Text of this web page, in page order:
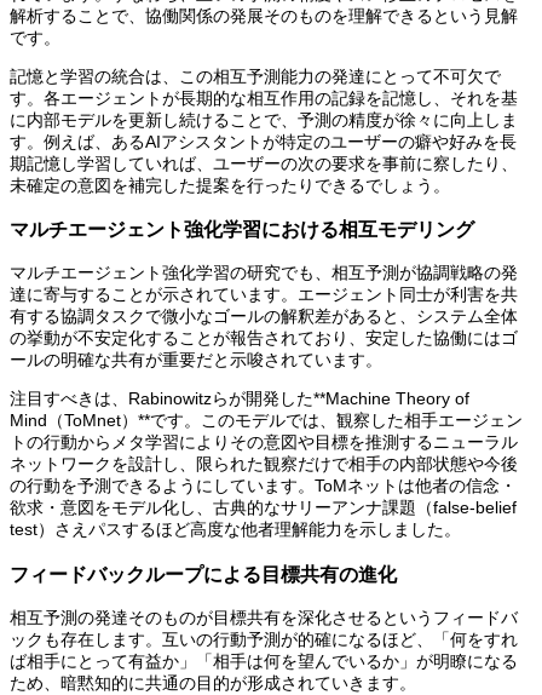
解析することで、協働関係の発展そのものを理解できるという見解
です。
記憶と学習の統合は、この相互予測能力の発達にとって不可欠で
す。各エージェントが長期的な相互作用の記録を記憶し、それを基
に内部モデルを更新し続けることで、予測の精度が徐々に向上しま
す。例えば、あるAIアシスタントが特定のユーザーの癖や好みを長
期記憶し学習していれば、ユーザーの次の要求を事前に察したり、
未確定の意図を補完した提案を行ったりできるでしょう。
マルチエージェント強化学習における相互モデリング
マルチエージェント強化学習の研究でも、相互予測が協調戦略の発
達に寄与することが示されています。エージェント同士が利害を共
有する協調タスクで微小なゴールの解釈差があると、システム全体
の挙動が不安定化することが報告されており、安定した協働にはゴ
ールの明確な共有が重要だと示唆されています。
注目すべきは、Rabinowitzらが開発した**Machine Theory of
Mind（ToMnet）**です。このモデルでは、観察した相手エージェン
トの行動からメタ学習によりその意図や目標を推測するニューラル
ネットワークを設計し、限られた観察だけで相手の内部状態や今後
の行動を予測できるようにしています。ToMネットは他者の信念・
欲求・意図をモデル化し、古典的なサリーアンナ課題（false-belief
test）さえパスするほど高度な他者理解能力を示しました。
フィードバックループによる目標共有の進化
相互予測の発達そのものが目標共有を深化させるというフィードバ
ックも存在します。互いの行動予測が的確になるほど、「何をすれ
ば相手にとって有益か」「相手は何を望んでいるか」が明瞭になる
ため、暗黙知的に共通の目的が形成されていきます。